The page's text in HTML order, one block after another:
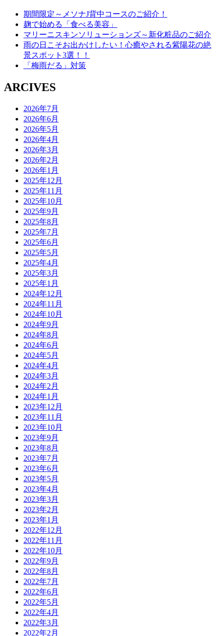
期間限定～メソナJ背中コースのご紹介！
麹で始める「食べる美容」
マリーニスキンソリューションズ～新化粧品のご紹介
雨の日こそお出かけしたい！心癒やされる紫陽花の絶
景スポット3選！！
「梅雨だる」対策
ARCIVES
2026年7月
2026年6月
2026年5月
2026年4月
2026年3月
2026年2月
2026年1月
2025年12月
2025年11月
2025年10月
2025年9月
2025年8月
2025年7月
2025年6月
2025年5月
2025年4月
2025年3月
2025年1月
2024年12月
2024年11月
2024年10月
2024年9月
2024年8月
2024年6月
2024年5月
2024年4月
2024年3月
2024年2月
2024年1月
2023年12月
2023年11月
2023年10月
2023年9月
2023年8月
2023年7月
2023年6月
2023年5月
2023年4月
2023年3月
2023年2月
2023年1月
2022年12月
2022年11月
2022年10月
2022年9月
2022年8月
2022年7月
2022年6月
2022年5月
2022年4月
2022年3月
2022年2月